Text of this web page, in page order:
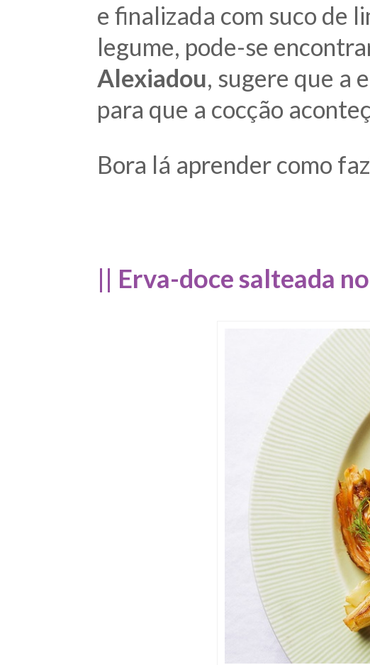
e finalizada com suco de
legume, pode-se
Alexiadou, sugere que a
para que a cocção
Bora lá aprender como
|| Erva-doce salteada